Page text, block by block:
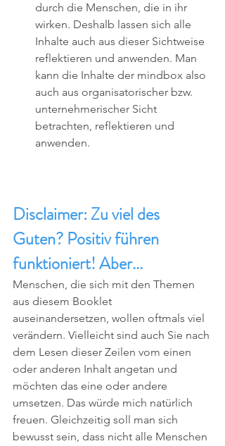
durch die Menschen, die in ihr
wirken. Deshalb lassen sich alle
Inhalte auch aus dieser Sichtweise
reflektieren und anwenden. Man
kann die Inhalte der mindbox also
auch aus organisatorischer bzw.
unternehmerischer Sicht
betrachten, reflektieren und
anwenden.
Disclaimer: Zu viel des
Guten? Positiv führen
funktioniert! Aber...
Menschen, die sich mit den Themen
aus diesem Booklet
auseinandersetzen, wollen oftmals viel
verändern. Vielleicht sind auch Sie nach
dem Lesen dieser Zeilen vom einen
oder anderen Inhalt angetan und
möchten das eine oder andere
umsetzen. Das würde mich natürlich
freuen. Gleichzeitig soll man sich
bewusst sein, dass nicht alle Menschen